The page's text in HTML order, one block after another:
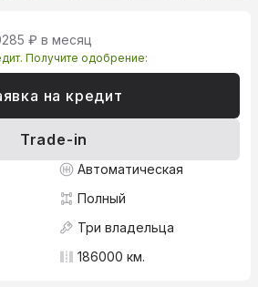
₽ в месяц
Получите одобрение:
на кредит
Trade-in
Автоматическая
Полный
Три владельца
186000 км.